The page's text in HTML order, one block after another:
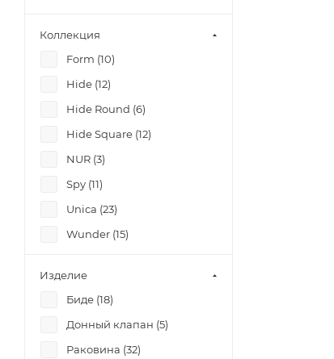
Коллекция
Form (10)
Hide (12)
Hide Round (6)
Hide Square (12)
NUR (3)
Spy (11)
Unica (23)
Wunder (15)
Изделие
Биде (18)
Донный клапан (5)
Раковина (32)